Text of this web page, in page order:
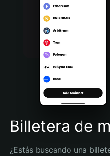
Português (Portugal)
Bahasa Indonesia
Português (Brasil)
Español (Argentina)
Billetera de
¿Estás buscando una